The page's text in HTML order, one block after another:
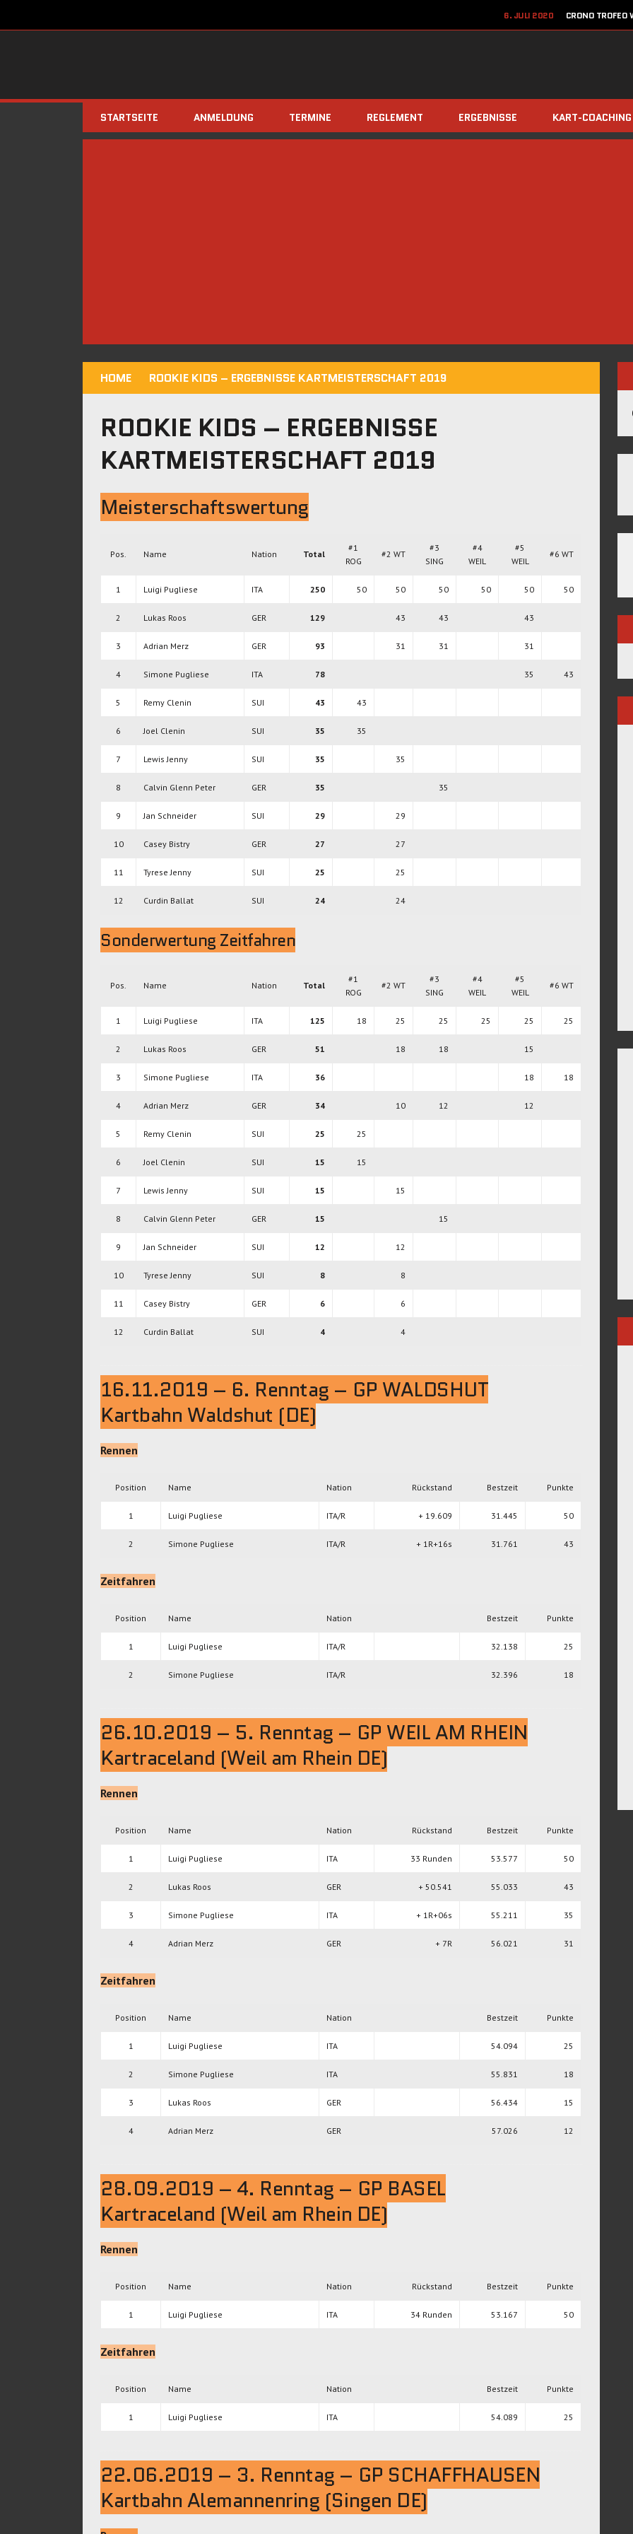
6. JULI 2020
CRONO
8. DEZEMBER 2019
TEAM
STARTSEITE ANMELDUNG TERMINE REGLEMENT ERGEBNISSE KART-COACHING
HOME ROOKIE KIDS – ERGEBNISSE KARTMEISTERSCHAFT 2019
ROOKIE KIDS – ERGEBNISSE
KARTMEISTERSCHAFT 2019
Meisterschaftswertung
Pos. Name Nation Total
#1
ROG
#2 WT
#3
SING
#4
WEIL
#5
WEIL
#6 WT
1 Luigi Pugliese ITA 250 50 50 50 50 50 50
2 Lukas Roos GER 129 43 43 43
3 Adrian Merz GER 93 31 31 31
4 Simone Pugliese ITA 78 35 43
5 Remy Clenin SUI 43 43
6 Joel Clenin SUI 35 35
7 Lewis Jenny SUI 35 35
8 Calvin Glenn Peter GER 35 35
9 Jan Schneider SUI 29 29
10 Casey Bistry GER 27 27
11 Tyrese Jenny SUI 25 25
12 Curdin Ballat SUI 24 24
Sonderwertung Zeitfahren
Pos. Name Nation Total
#1
ROG
#2 WT
#3
SING
#4
WEIL
#5
WEIL
#6 WT
1 Luigi Pugliese ITA 125 18 25 25 25 25 25
2 Lukas Roos GER 51 18 18 15
3 Simone Pugliese ITA 36 18 18
4 Adrian Merz GER 34 10 12 12
5 Remy Clenin SUI 25 25
6 Joel Clenin SUI 15 15
7 Lewis Jenny SUI 15 15
8 Calvin Glenn Peter GER 15 15
9 Jan Schneider SUI 12 12
10 Tyrese Jenny SUI 8 8
11 Casey Bistry GER 6 6
12 Curdin Ballat SUI 4 4
16.11.2019 – 6. Renntag – GP WALDSHUT
Kartbahn Waldshut (DE)
Rennen
Position Name Nation Rückstand Bestzeit Punkte
1 Luigi Pugliese ITA/R + 19.609 31.445 50
2 Simone Pugliese ITA/R + 1R+16s 31.761 43
Zeitfahren
Position Name Nation Bestzeit Punkte
1 Luigi Pugliese ITA/R 32.138 25
2 Simone Pugliese ITA/R 32.396 18
26.10.2019 – 5. Renntag – GP WEIL AM RHEIN
Kartraceland (Weil am Rhein DE)
Rennen
Position Name Nation Rückstand Bestzeit Punkte
1 Luigi Pugliese ITA 33 Runden 53.577 50
2 Lukas Roos GER + 50.541 55.033 43
3 Simone Pugliese ITA + 1R+06s 55.211 35
4 Adrian Merz GER + 7R 56.021 31
Zeitfahren
Position Name Nation Bestzeit Punkte
1 Luigi Pugliese ITA 54.094 25
2 Simone Pugliese ITA 55.831 18
3 Lukas Roos GER 56.434 15
4 Adrian Merz GER 57.026 12
28.09.2019 – 4. Renntag – GP BASEL
Kartraceland (Weil am Rhein DE)
Rennen
Position Name Nation Rückstand Bestzeit Punkte
1 Luigi Pugliese ITA 34 Runden 53.167 50
Zeitfahren
Position Name Nation Bestzeit Punkte
1 Luigi Pugliese ITA 54.089 25
22.06.2019 – 3. Renntag – GP SCHAFFHAUSEN
Kartbahn Alemannenring (Singen DE)